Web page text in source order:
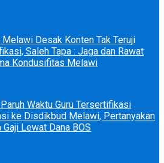
Melawi Desak Konten Tak Teruji
Saleh Tapa : Jaga dan Rawat
Kondusifitas Melawi
Waktu Guru Tersertifikasi
ke Disdikbud Melawi, Pertanyakan
Gaji Lewat Dana BOS